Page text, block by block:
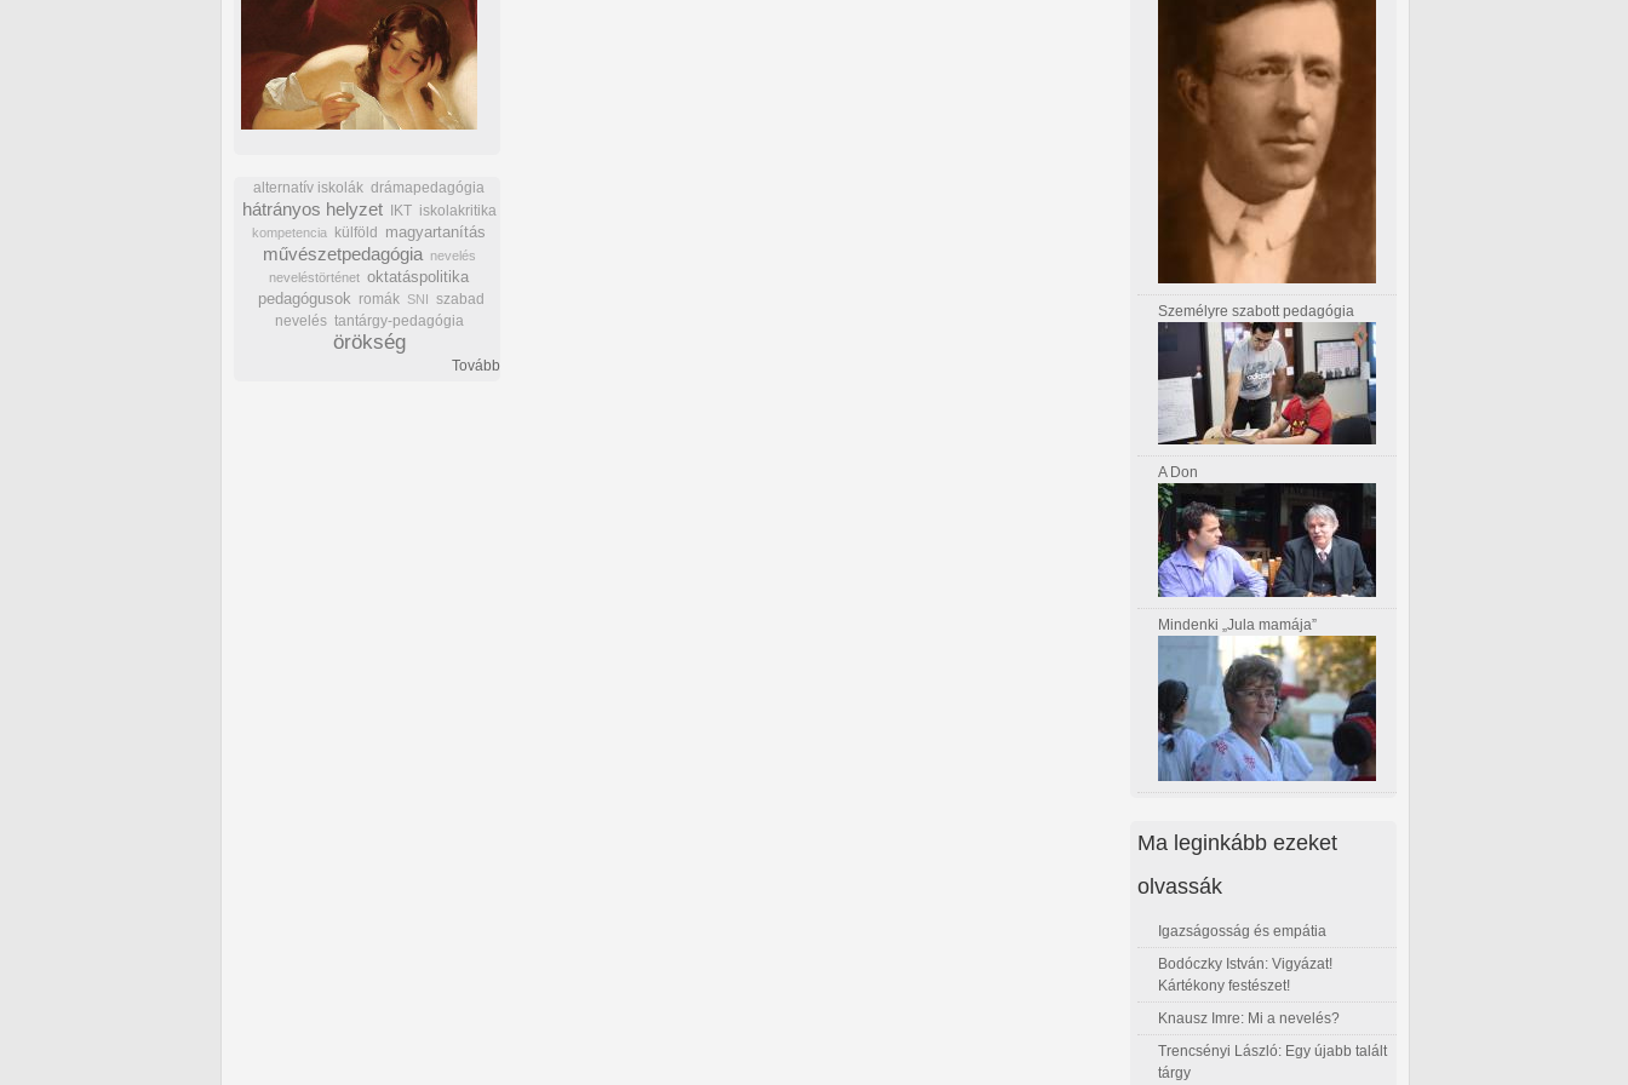
alternatív iskolák drámapedagógia
hátrányos helyzet IKT iskolakritika
kompetencia külföld magyartanítás
művészetpedagógia
nevelés
neveléstörténet oktatáspolitika
pedagógusok romák SNI szabad
nevelés tantárgy-pedagógia
örökség
Tovább
Személyre szabott pedagógia
A Don
Mindenki „Jula mamája”
Ma leginkább ezeket
olvassák
Igazságosság és empátia
Bodóczky István: Vigyázat!
Kártékony festészet!
Knausz Imre: Mi a nevelés?
Trencsényi László: Egy újabb talált
tárgy